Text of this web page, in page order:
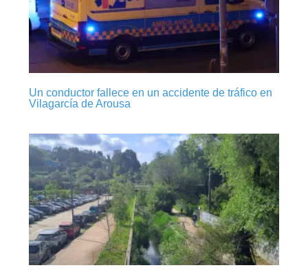
Un conductor fallece en un accidente de tráfico en
Vilagarcía de Arousa